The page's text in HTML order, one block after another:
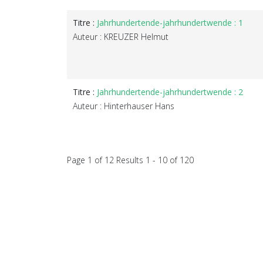
Titre : Jahrhundertende-jahrhundertwende : 1
Auteur : KREUZER Helmut
Titre : Jahrhundertende-jahrhundertwende : 2
Auteur : Hinterhauser Hans
Page 1 of 12 Results 1 - 10 of 120